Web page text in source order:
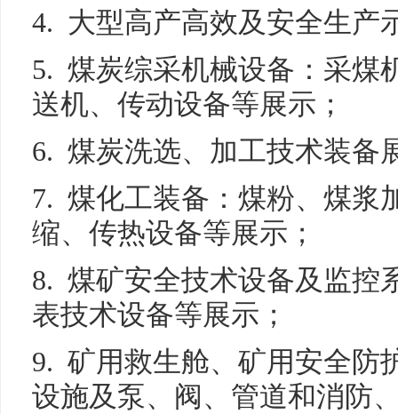
4. 大型高产高效及安全生产
5. 煤炭综采机械设备：采煤
送机、传动设备等展示；
6. 煤炭洗选、加工技术装备
7. 煤化工装备：煤粉、煤浆
缩、传热设备等展示；
8. 煤矿安全技术设备及监控
表技术设备等展示；
9. 矿用救生舱、矿用安全防
设施及泵、阀、管道和消防